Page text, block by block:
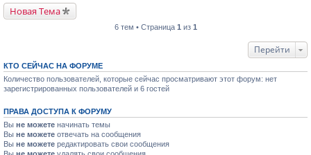
Новая Тема
6 тем • Страница 1 из 1
Перейти
КТО СЕЙЧАС НА ФОРУМЕ
Количество пользователей, которые сейчас просматривают этот форум: нет
зарегистрированных пользователей и 6 гостей
ПРАВА ДОСТУПА К ФОРУМУ
Вы не можете начинать темы
Вы не можете отвечать на сообщения
Вы не можете редактировать свои сообщения